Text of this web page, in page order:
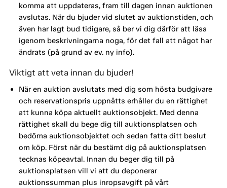
komma att uppdateras, fram till dagen innan auktionen
avslutas. När du bjuder vid slutet av auktionstiden, och
även har lagt bud tidigare, så ber vi dig därför att läsa
igenom beskrivningarna noga, för det fall att något har
ändrats (på grund av ev. ny info).
Viktigt att veta innan du bjuder!
När en auktion avslutats med dig som hösta budgivare
och reservationspris uppnåtts erhåller du en rättighet
att kunna köpa aktuellt auktionsobjekt. Med denna
rättighet skall du bege dig till auktionsplatsen och
bedöma auktionsobjektet och sedan fatta ditt beslut
om köp. Först när du bestämt dig på auktionsplatsen
tecknas köpeavtal. Innan du beger dig till på
auktionsplatsen vill vi att du deponerar
auktionssumman plus inropsavgift på vårt